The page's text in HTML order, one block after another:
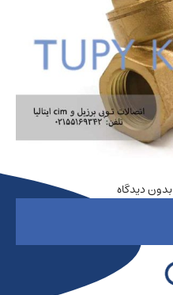
بدون دیدگاه